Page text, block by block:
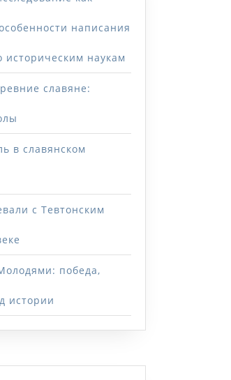
написания
историческим наукам
славяне:
в славянском
с Тевтонским
победа,
истории